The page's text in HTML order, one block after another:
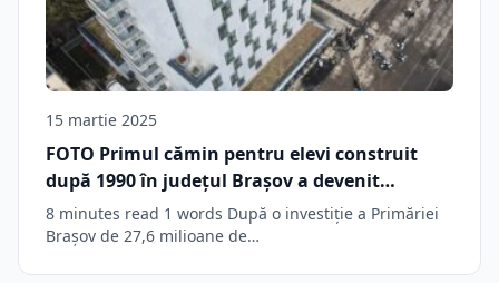
15 martie 2025
FOTO Primul cămin pentru elevi construit
după 1990 în județul Brașov a devenit
operațional în urma unei investiții ce a
depășit 32 de milioane de lei. 306 copii care
8 minutes read 1 words După o investiție a Primăriei
Brașov de 27,6 milioane de…